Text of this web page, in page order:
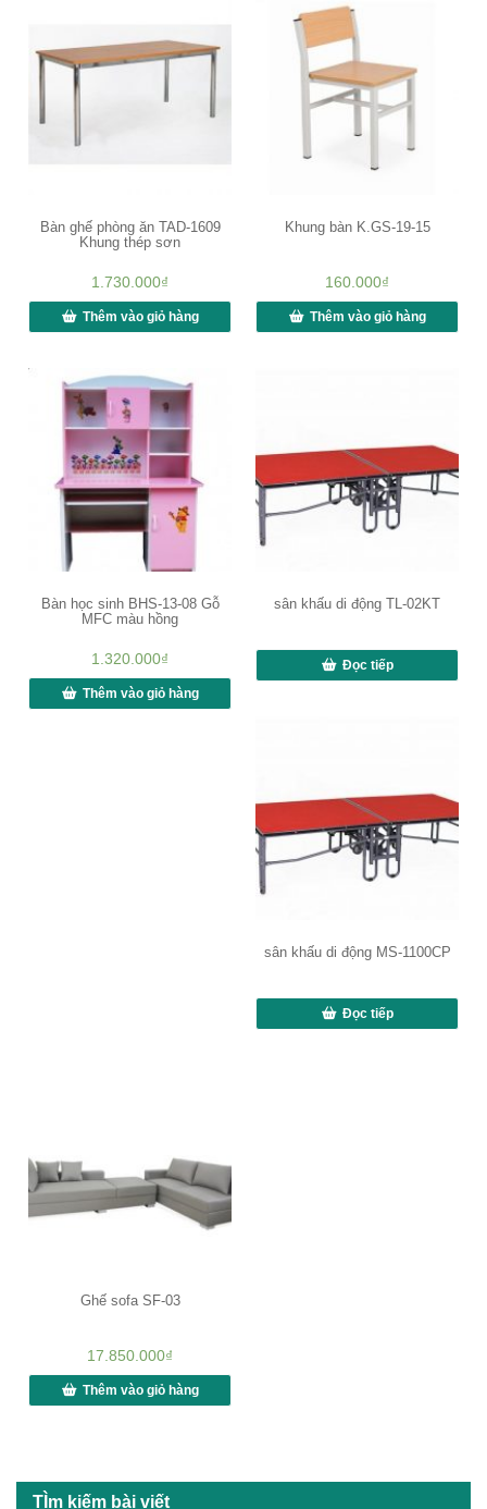
Bàn ghế phòng ăn TAD-1609
Khung thép sơn
1.730.000₫
Thêm vào giỏ hàng
Khung bàn K.GS-19-15
160.000₫
Thêm vào giỏ hàng
Bàn học sinh BHS-13-08 Gỗ
MFC màu hồng
1.320.000₫
Thêm vào giỏ hàng
sân khấu di động TL-02KT
Đọc tiếp
sân khấu di động MS-1100CP
Đọc tiếp
Ghế sofa SF-03
17.850.000₫
Thêm vào giỏ hàng
TÌm kiếm bài viết